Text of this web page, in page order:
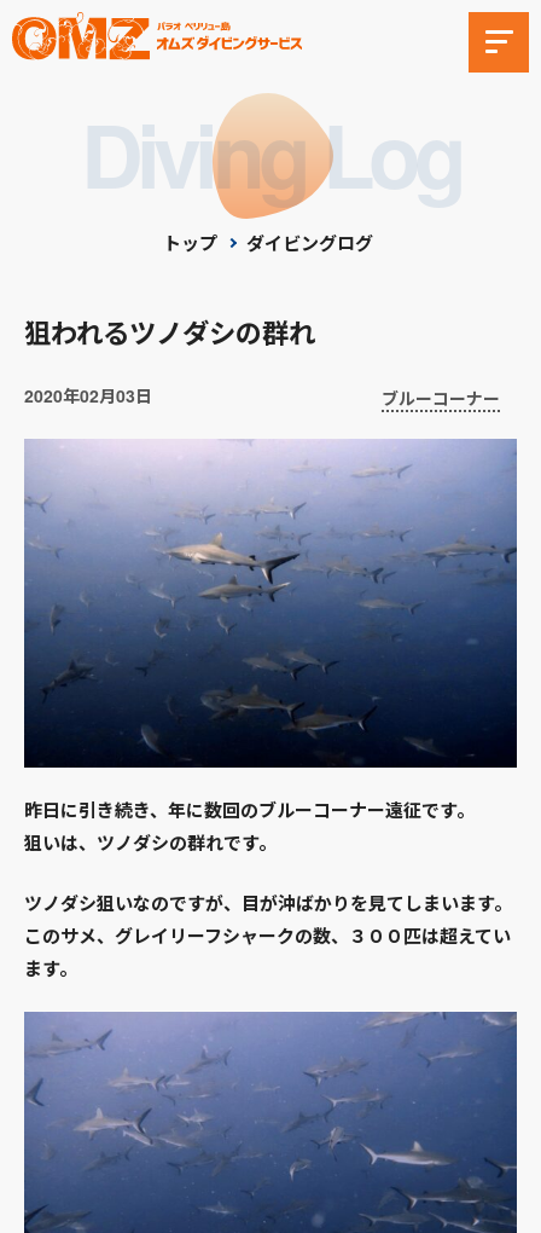
Diving Log
トップ ダイビングログ
狙われるツノダシの群れ
2020年02月03日 ブルーコーナー
昨日に引き続き、年に数回のブルーコーナー遠征です。
狙いは、ツノダシの群れです。
ツノダシ狙いなのですが、目が沖ばかりを見てしまいます。
このサメ、グレイリーフシャークの数、３００匹は超えてい
ます。